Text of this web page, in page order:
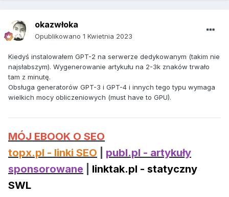
okazwłoka
Opublikowano 1 Kwietnia 2023
Kiedyś instalowałem GPT-2 na serwerze dedykowanym (takim nie
najsłabszym). Wygenerowanie artykułu na 2-3k znaków trwało
tam z minutę.
Obsługa generatorów GPT-3 i GPT-4 i innych tego typu wymaga
wielkich mocy obliczeniowych (must have to GPU).
MÓJ EBOOK O SEO
topx.pl - linki SEO
publ.pl - artykuły
sponsorowane
linktak.pl - statyczny
SWL